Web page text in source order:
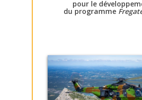
pour le
du programme